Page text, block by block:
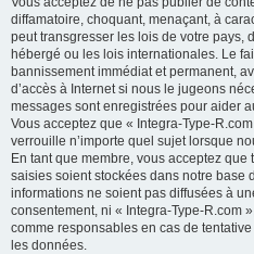
diffamatoire, choquant, menaçant, à
peut transgresser les lois de votre pays,
hébergé ou les lois internationales. Le
bannissement immédiat et permanent,
d’accès à Internet si nous le jugeons
messages sont enregistrées pour aider
Vous acceptez que « Integra-Type-
verrouille n’importe quel sujet lorsque
En tant que membre, vous acceptez
saisies soient stockées dans notre base
informations ne soient pas diffusées à
consentement, ni « Integra-Type-R.com
comme responsables en cas de
les données.